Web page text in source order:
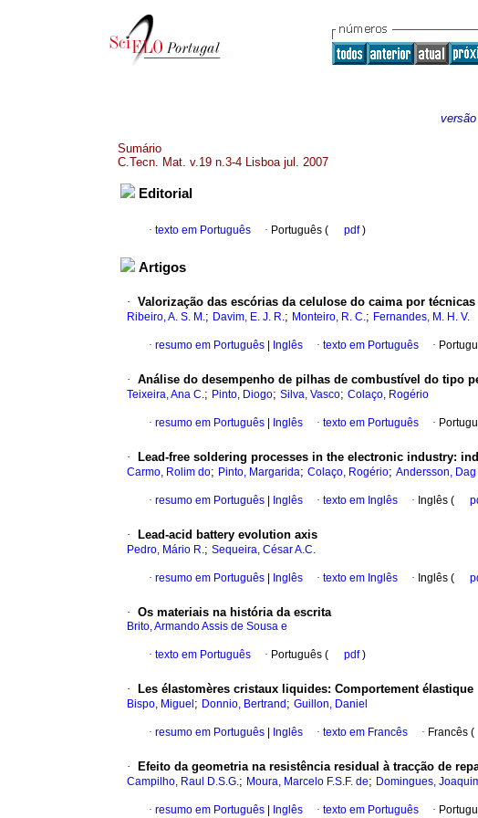
Sumário
C.Tecn. Mat. v.19 n.3-4 Lisboa jul. 2007
Editorial
· texto em Português · Português ( pdf)
Artigos
· Valorização das escórias da celulose do caima por
Ribeiro, A. S. M.; Davim, E. J. R.; Monteiro, R. C.; Fernandes, M. H. V.
· resumo em Português Inglês · texto em Português ·
· Análise do desempenho de pilhas de combustível do tipo
Teixeira, Ana C.; Pinto, Diogo; Silva, Vasco; Colaço, Rogério
· resumo em Português Inglês · texto em Português ·
· Lead-free soldering processes in the electronic industry:
Carmo, Rolim do; Pinto, Margarida; Colaço, Rogério; Andersson, Dag
· resumo em Português Inglês · texto em Inglês · Inglês (
· Lead-acid battery evolution axis
Pedro, Mário R.; Sequeira, César A.C.
· resumo em Português Inglês · texto em Inglês · Inglês (
· Os materiais na história da escrita
Brito, Armando Assis de Sousa e
· texto em Português · Português ( pdf)
· Les élastomères cristaux liquides: Comportement élastique
Bispo, Miguel ; Donnio, Bertrand ; Guillon, Daniel
· resumo em Português Inglês · texto em Francês · Francês (
· Efeito da geometria na resistência residual à tracção de
Campilho, Raul D.S.G.; Moura, Marcelo F.S.F. de; Domingues,
· resumo em Português Inglês · texto em Português ·